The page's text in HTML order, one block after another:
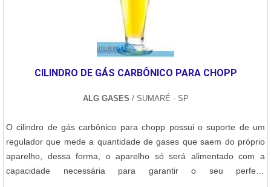
CILINDRO DE GÁS CARBÔNICO PARA CHOPP
ALG GASES / SUMARÉ - SP
O cilindro de gás carbônico para chopp possui o suporte de um
regulador que mede a quantidade de gases que saem do próprio
aparelho, dessa forma, o aparelho só será alimentado com a
capacidade necessária para garantir o seu perfeito